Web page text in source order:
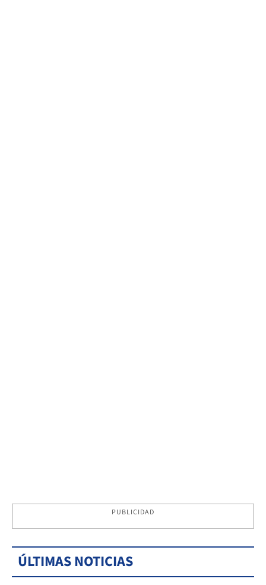
PUBLICIDAD
ÚLTIMAS NOTICIAS